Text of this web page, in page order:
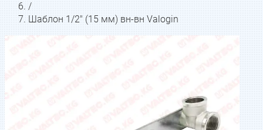
/
Шаблон 1/2" (15 мм) вн-вн Valogin